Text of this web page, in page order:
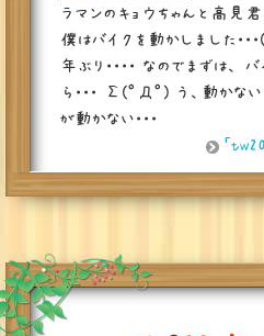
ラマンのキョウちゃんと高見
僕はバイクを動かしました・・
年ぶり・・・・ なのでまずは、
ら・・・ Σ(ﾟДﾟ) う、動かない
が動かない・・・
「